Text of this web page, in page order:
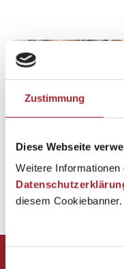
Zustimmung
Diese Webseite
Weitere
diesem Cookiebanner.
Zurück zur Übersicht